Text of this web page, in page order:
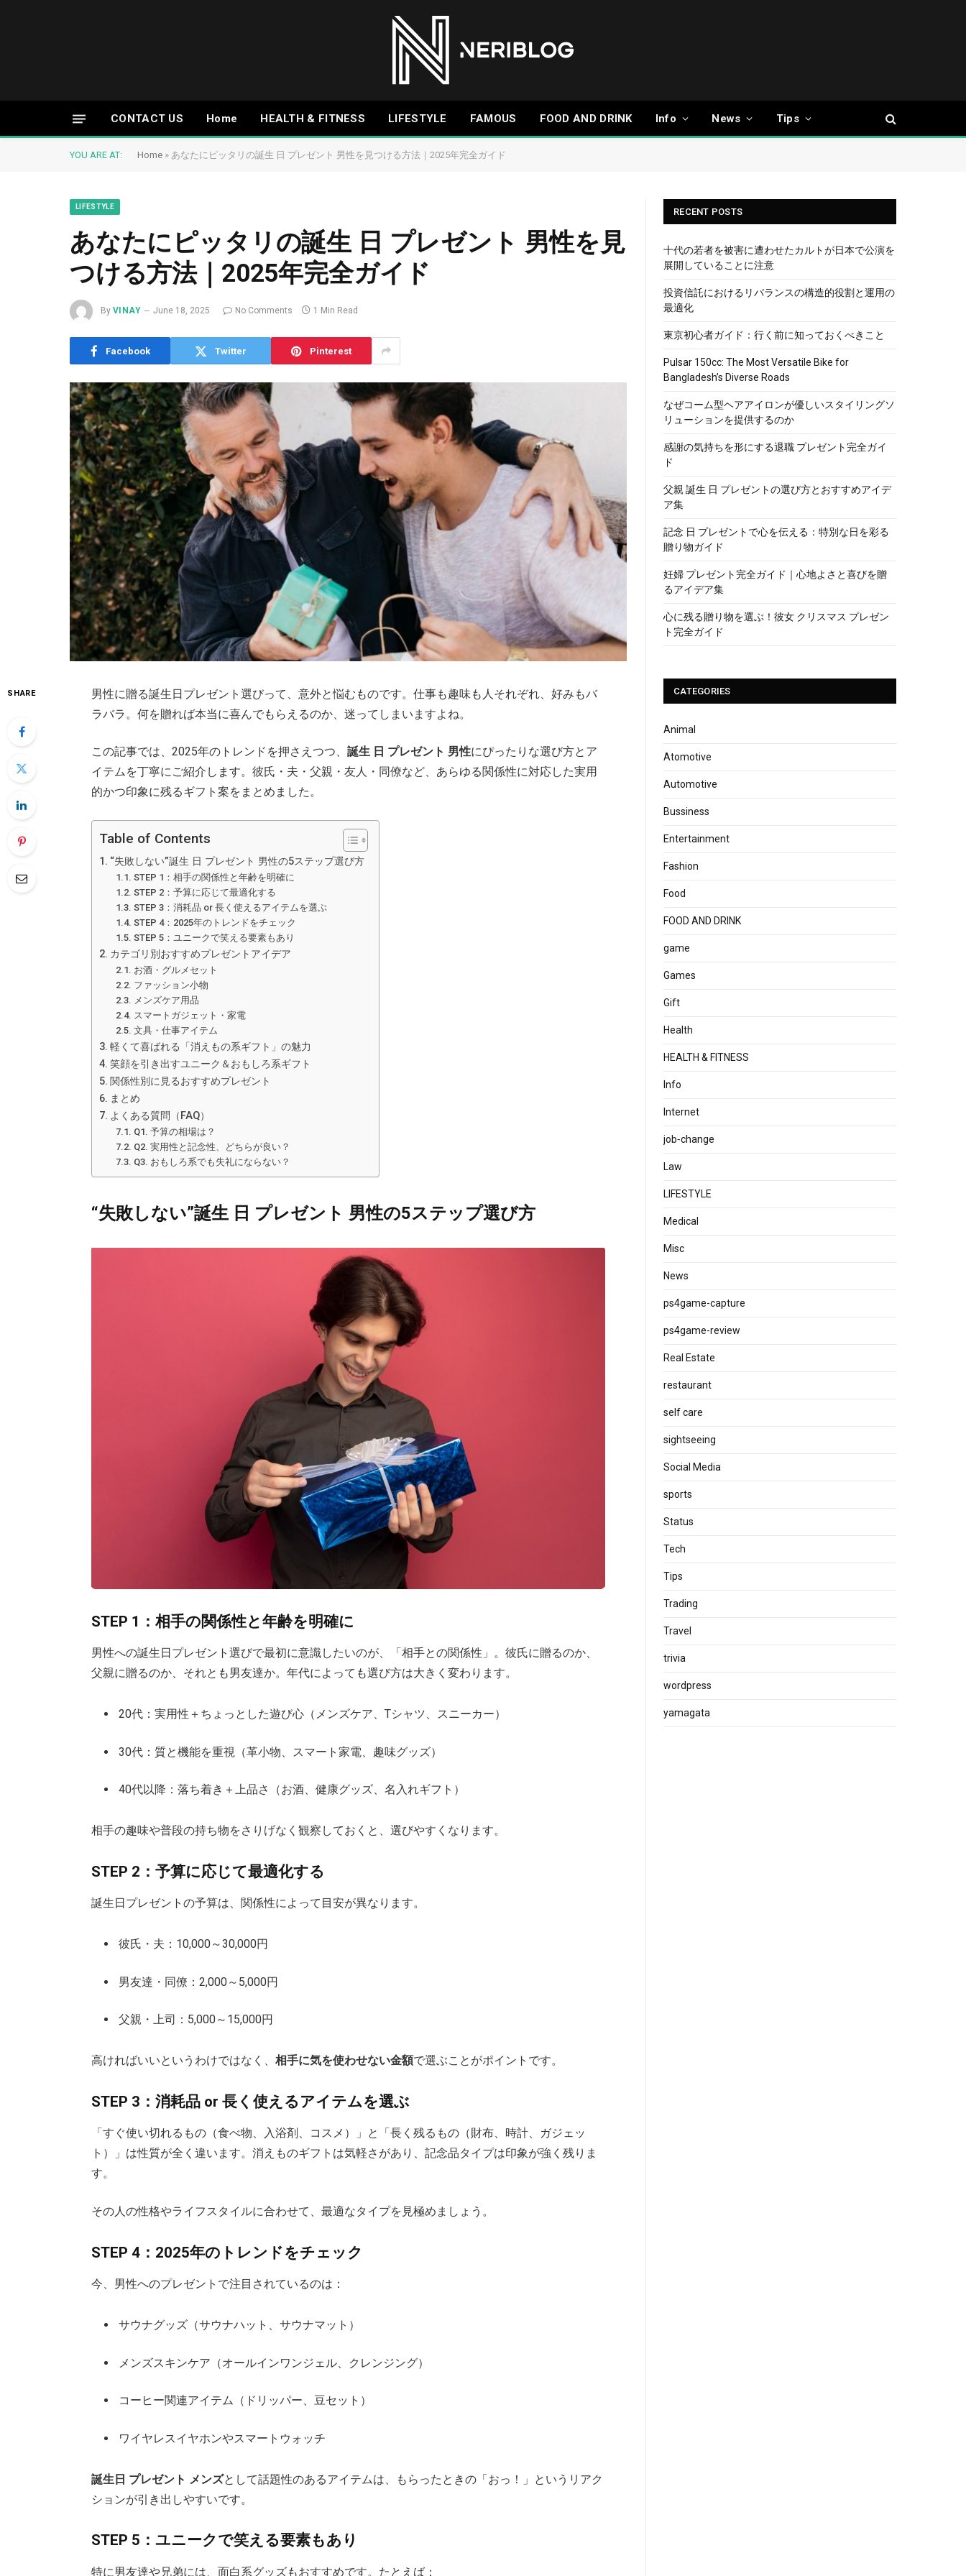
CONTACT US Home HEALTH & FITNESS LIFESTYLE FAMOUS FOOD AND DRINK Info News Tips
YOU ARE AT: Home » あなたにピッタリの誕生 日 プレゼント 男性を見つける方法｜2025年完全ガイド
LIFESTYLE
あなたにピッタリの誕生 日 プレゼント 男性を見
つける方法｜2025年完全ガイド
By VINAY June 18, 2025 No Comments 1 Min Read
Facebook Twitter Pinterest
SHARE
男性に贈る誕生日プレゼント選びって、意外と悩むものです。仕事も趣味も人それぞれ、好みもバ
ラバラ。何を贈れば本当に喜んでもらえるのか、迷ってしまいますよね。
この記事では、2025年のトレンドを押さえつつ、誕生 日 プレゼント 男性にぴったりな選び方とア
イテムを丁寧にご紹介します。彼氏・夫・父親・友人・同僚など、あらゆる関係性に対応した実用
的かつ印象に残るギフト案をまとめました。
Table of Contents
“失敗しない”誕生 日 プレゼント 男性の5ステップ選び方
STEP 1：相手の関係性と年齢を明確に
STEP 2：予算に応じて最適化する
STEP 3：消耗品 or 長く使えるアイテムを選ぶ
STEP 4：2025年のトレンドをチェック
STEP 5：ユニークで笑える要素もあり
カテゴリ別おすすめプレゼントアイデア
お酒・グルメセット
ファッション小物
メンズケア用品
スマートガジェット・家電
文具・仕事アイテム
軽くて喜ばれる「消えもの系ギフト」の魅力
笑顔を引き出すユニーク＆おもしろ系ギフト
関係性別に見るおすすめプレゼント
まとめ
よくある質問（FAQ）
Q1. 予算の相場は？
Q2. 実用性と記念性、どちらが良い？
Q3. おもしろ系でも失礼にならない？
“失敗しない”誕生 日 プレゼント 男性の5ステップ選び方
STEP 1：相手の関係性と年齢を明確に
男性への誕生日プレゼント選びで最初に意識したいのが、「相手との関係性」。彼氏に贈るのか、
父親に贈るのか、それとも男友達か。年代によっても選び方は大きく変わります。
20代：実用性＋ちょっとした遊び心（メンズケア、Tシャツ、スニーカー）
30代：質と機能を重視（革小物、スマート家電、趣味グッズ）
40代以降：落ち着き＋上品さ（お酒、健康グッズ、名入れギフト）
相手の趣味や普段の持ち物をさりげなく観察しておくと、選びやすくなります。
STEP 2：予算に応じて最適化する
誕生日プレゼントの予算は、関係性によって目安が異なります。
彼氏・夫：10,000～30,000円
男友達・同僚：2,000～5,000円
父親・上司：5,000～15,000円
高ければいいというわけではなく、相手に気を使わせない金額で選ぶことがポイントです。
STEP 3：消耗品 or 長く使えるアイテムを選ぶ
「すぐ使い切れるもの（食べ物、入浴剤、コスメ）」と「長く残るもの（財布、時計、ガジェッ
ト）」は性質が全く違います。消えものギフトは気軽さがあり、記念品タイプは印象が強く残りま
す。
その人の性格やライフスタイルに合わせて、最適なタイプを見極めましょう。
STEP 4：2025年のトレンドをチェック
今、男性へのプレゼントで注目されているのは：
サウナグッズ（サウナハット、サウナマット）
メンズスキンケア（オールインワンジェル、クレンジング）
コーヒー関連アイテム（ドリッパー、豆セット）
ワイヤレスイヤホンやスマートウォッチ
誕生日 プレゼント メンズとして話題性のあるアイテムは、もらったときの「おっ！」というリアク
ションが引き出しやすいです。
STEP 5：ユニークで笑える要素もあり
特に男友達や兄弟には、面白系グッズもおすすめです。たとえば：
RECENT POSTS
十代の若者を被害に遭わせたカルトが日本で公演を
展開していることに注意
投資信託におけるリバランスの構造的役割と運用の
最適化
東京初心者ガイド：行く前に知っておくべきこと
Pulsar 150cc: The Most Versatile Bike for
Bangladesh’s Diverse Roads
なぜコーム型ヘアアイロンが優しいスタイリングソ
リューションを提供するのか
感謝の気持ちを形にする退職 プレゼント完全ガイ
ド
父親 誕生 日 プレゼントの選び方とおすすめアイデ
ア集
記念 日 プレゼントで心を伝える：特別な日を彩る
贈り物ガイド
妊婦 プレゼント完全ガイド｜心地よさと喜びを贈
るアイデア集
心に残る贈り物を選ぶ！彼女 クリスマス プレゼン
ト完全ガイド
CATEGORIES
Animal
Atomotive
Automotive
Bussiness
Entertainment
Fashion
Food
FOOD AND DRINK
game
Games
Gift
Health
HEALTH & FITNESS
Info
Internet
job‐change
Law
LIFESTYLE
Medical
Misc
News
ps4game-capture
ps4game-review
Real Estate
restaurant
self care
sightseeing
Social Media
sports
Status
Tech
Tips
Trading
Travel
trivia
wordpress
yamagata